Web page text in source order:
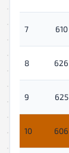
7 610
8 626
9 625
10 606